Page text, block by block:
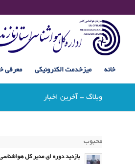
خانه میزخدمت الکترونیکی معرفی
وبلاگ - آخرین اخبار
محبوب
بازدید دوره ای مدیر کل هواشناسی